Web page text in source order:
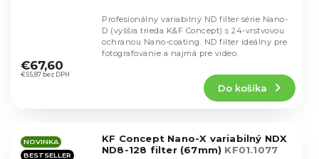
hodnotenie
produktu
hviezdičiek.
€55,87 bez DPH
€67,60
Do košíka
Profesionálny variabilný ND filter série Nano-
D (vyššia trieda K&F Concept) s 24-vrstvovou
ochranou Nano-coating. ND filter ideálny pre
fotografovanie a najmä pre video.
NOVINKA
BESTSELLER
KF Concept Nano-X variabilný NDX
ND8-128 filter (67mm) KF01.1077